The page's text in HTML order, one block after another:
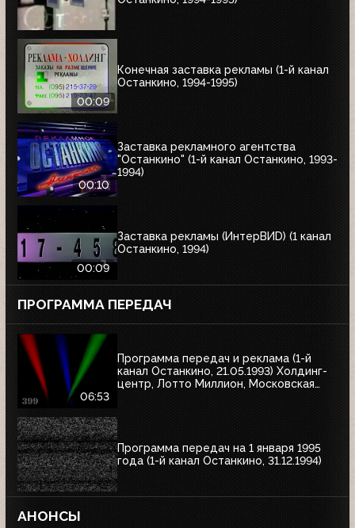
00:09
Конечная заставка рекламы (1-й канал
Останкино, 1994-1995)
00:10
Заставка рекламного агентства
"Останкино" (1-й канал Останкино, 1993-
1994)
00:09
Заставка рекламы (ИнтерВИD) (1 канал
Останкино, 1994)
ПРОГРАММА ПЕРЕДАЧ
06:53
Программа передач и реклама (1-й
канал Останкино, 21.05.1993) Холдинг-
центр, Лотто Миллион, Московская
Программа передач на 1 января 1995
года (1-й канал Останкино, 31.12.1994)
АНОНСЫ